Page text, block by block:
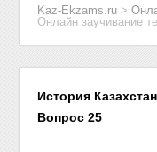
Kaz-Ekzams.ru >
Онлайн заучивание
История
Вопрос 25